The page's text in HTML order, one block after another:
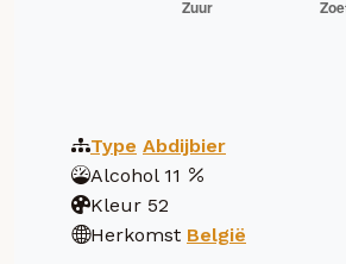
Type Abdijbier
Alcohol 11
Kleur 52
Herkomst België